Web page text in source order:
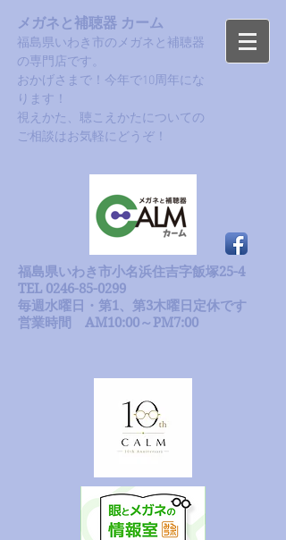
メガネと補聴器 カーム
福島県いわき市のメガネと補聴器
の専門店です。
おかげさまで！今年で10周年にな
ります！​
​視えかた、聴こえかたについての
ご相談はお気軽にどうぞ！
福島県いわき市小名浜住吉字飯塚25-4
TEL 0246-85-0299
毎週水曜日・第1、第3木曜日定休です
​営業時間 AM10:00～PM7:00